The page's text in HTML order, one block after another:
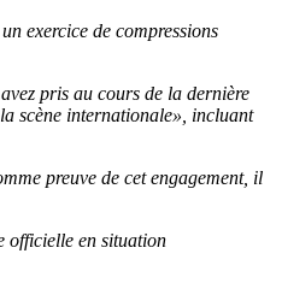
exercice de compressions
pris au cours de la dernière
scène internationale», incluant
preuve de cet engagement, il
officielle en situation